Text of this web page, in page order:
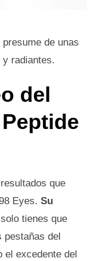
presume de unas
radiantes.
del
que
Eyes. Su
tienes que
del
el excedente del